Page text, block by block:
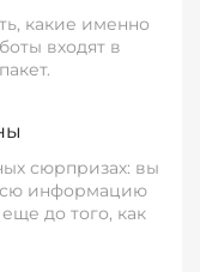
какие именно
входят в
сюрпризах: вы
информацию
до того, как